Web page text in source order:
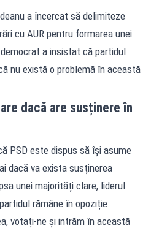
a încercat să delimiteze
cu AUR pentru formarea unei
a insistat că partidul
nu există o problemă în această
dacă are susținere în
PSD este dispus să își asume
dacă va exista susținerea
unei majorități clare, liderul
rămâne în opoziție.
votați-ne și intrăm în această